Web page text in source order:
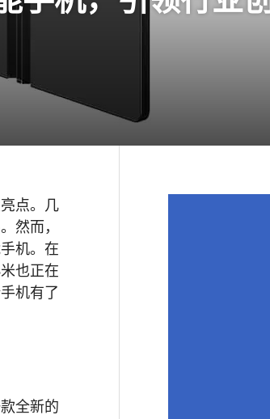
点。几
然而，
机。在
也正在
机有了
全新的